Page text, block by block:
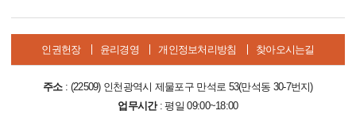
인권헌장 윤리경영 개인정보처리방침 찾아오시는길
주소: (22509) 인천광역시 제물포구 만석로 53(만석동 30-7번지)
업무시간: 평일 09:00~18:00